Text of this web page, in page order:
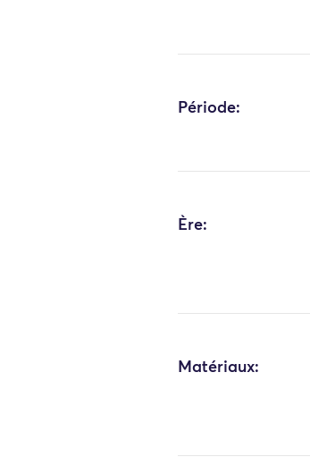
Période:
Ère:
Matériaux: